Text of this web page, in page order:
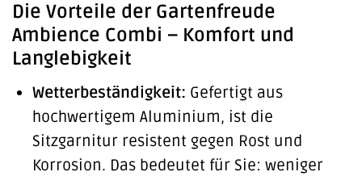
Die Vorteile der Gartenfreude
Ambience Combi – Komfort und
Langlebigkeit
Wetterbeständigkeit: Gefertigt aus
hochwertigem Aluminium, ist die
Sitzgarnitur resistent gegen Rost und
Korrosion. Das bedeutet für Sie: weniger